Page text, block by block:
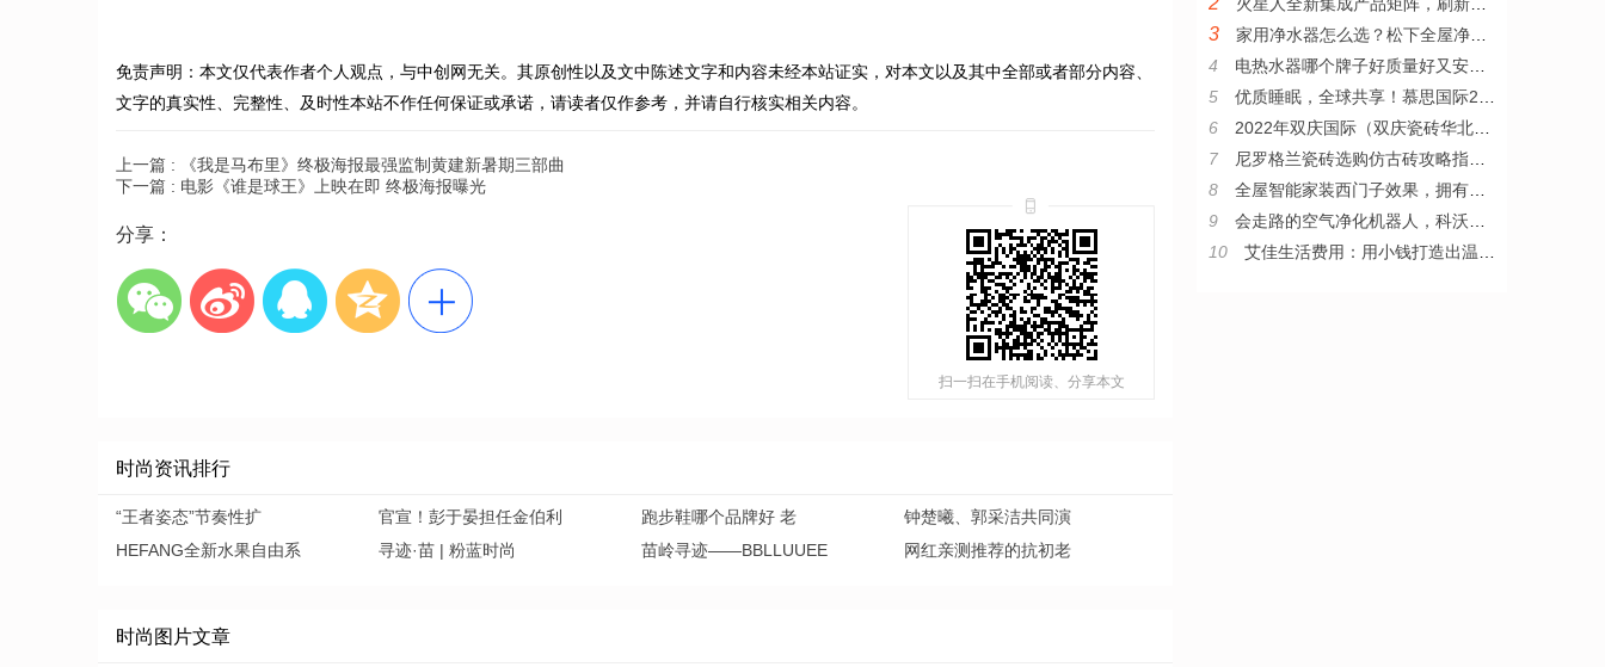
免责声明：本文仅代表作者个人观点，与中创网无关。其原创性以及文中陈述文字和内容未经本站证实，对本文以及其中全部或者部分内容、
文字的真实性、完整性、及时性本站不作任何保证或承诺，请读者仅作参考，并请自行核实相关内容。
上一篇 : 《我是马布里》终极海报最强监制黄建新暑期三部曲
下一篇 : 电影《谁是球王》上映在即 终极海报曝光
分享：
扫一扫在手机阅读、分享本文
时尚资讯排行
“王者姿态”节奏性扩 官宣！彭于晏担任金伯利 跑步鞋哪个品牌好 老
钟楚曦、郭采洁共同演
HEFANG全新水果自由系
寻迹·苗 | 粉蓝时尚 苗岭寻迹——BBLLUUEE 网红亲测推荐的抗初老
时尚图片文章
3
家用净水器怎么选？松下全屋净水系统值得推荐
4
电热水器哪个牌子好质量好又安全？耐用安全的电热水器推荐
5
优质睡眠，全球共享！慕思国际2022年全新品牌宣传片发布
6
2022年双庆国际（双庆瓷砖华北区）核心战略伙伴峰会圆满举行
7
尼罗格兰瓷砖选购仿古砖攻略指南，教你从小白变“砖”家
8
全屋智能家装西门子效果，拥有西门子整套智能家居是什么体验
9
会走路的空气净化机器人，科沃斯沁宝让房子住得更舒心
10
艾佳生活费用：用小钱打造出温暖家